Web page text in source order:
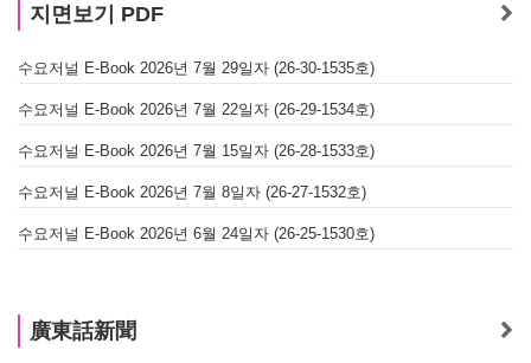
지면보기 PDF
수요저널 E-Book 2026년 7월 29일자 (26-30-1535호)
수요저널 E-Book 2026년 7월 22일자 (26-29-1534호)
수요저널 E-Book 2026년 7월 15일자 (26-28-1533호)
수요저널 E-Book 2026년 7월 8일자 (26-27-1532호)
수요저널 E-Book 2026년 6월 24일자 (26-25-1530호)
廣東話新聞